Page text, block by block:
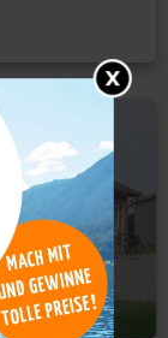
Foto: © booking.com